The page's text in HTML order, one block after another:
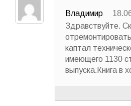
Владимир
Здравствуйте.
каптал
имеющего 1130
выпуска.Книга в